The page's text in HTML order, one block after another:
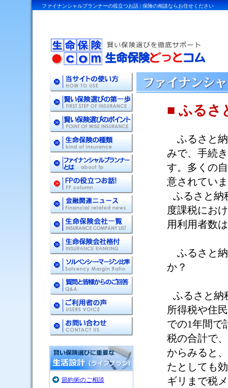
ファイナンシャルプランナーの役立つお話 | 保険の相談ならお任せください
節約術のご相談
■ ふるさ
ふるさと納
みで、手続
す。多くの
意されてい
ふるさと納
度課税にお
用利用者数
ふるさと納
か？
ふるさと納
所得税や住
での1年間で
税の合計で
からみると、
たとしても
ギリまで税